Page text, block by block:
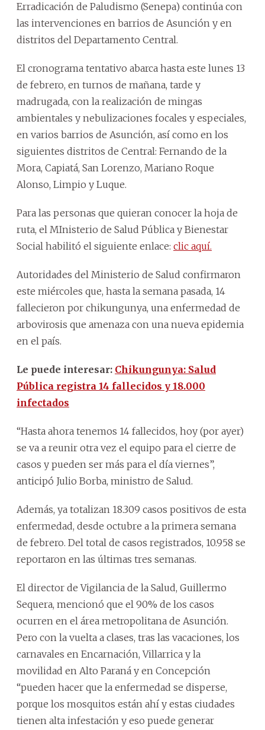
Erradicación de Paludismo (Senepa) continúa con
las intervenciones en barrios de Asunción y en
distritos del Departamento Central.
El cronograma tentativo abarca hasta este lunes 13
de febrero, en turnos de mañana, tarde y
madrugada, con la realización de mingas
ambientales y nebulizaciones focales y especiales,
en varios barrios de Asunción, así como en los
siguientes distritos de Central: Fernando de la
Mora, Capiatá, San Lorenzo, Mariano Roque
Alonso, Limpio y Luque.
Para las personas que quieran conocer la hoja de
ruta, el MInisterio de Salud Pública y Bienestar
Social habilitó el siguiente enlace: clic aquí.
Autoridades del Ministerio de Salud confirmaron
este miércoles que, hasta la semana pasada, 14
fallecieron por chikungunya, una enfermedad de
arbovirosis que amenaza con una nueva epidemia
en el país.
Le puede interesar: Chikungunya: Salud
Pública registra 14 fallecidos y 18.000
infectados
“Hasta ahora tenemos 14 fallecidos, hoy (por ayer)
se va a reunir otra vez el equipo para el cierre de
casos y pueden ser más para el día viernes”,
anticipó Julio Borba, ministro de Salud.
Además, ya totalizan 18.309 casos positivos de esta
enfermedad, desde octubre a la primera semana
de febrero. Del total de casos registrados, 10.958 se
reportaron en las últimas tres semanas.
El director de Vigilancia de la Salud, Guillermo
Sequera, mencionó que el 90% de los casos
ocurren en el área metropolitana de Asunción.
Pero con la vuelta a clases, tras las vacaciones, los
carnavales en Encarnación, Villarrica y la
movilidad en Alto Paraná y en Concepción
“pueden hacer que la enfermedad se disperse,
porque los mosquitos están ahí y estas ciudades
tienen alta infestación y eso puede generar